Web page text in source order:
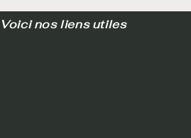
nos liens utiles